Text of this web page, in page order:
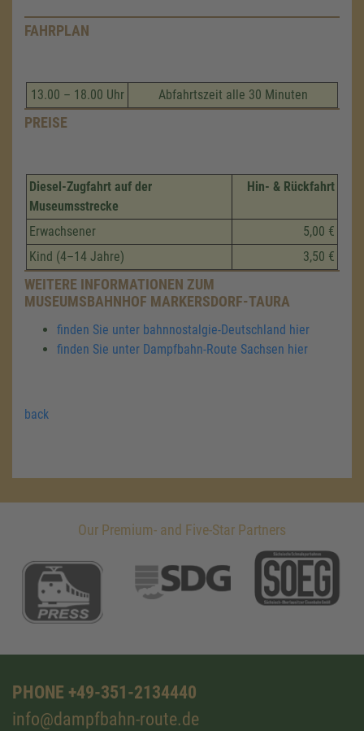
FAHRPLAN
13.00 – 18.00 Uhr Abfahrtszeit alle 30 Minuten
PREISE
Diesel-Zugfahrt auf der
Museumsstrecke
Hin- & Rückfahrt
Erwachsener
5,00 €
Kind (4–14 Jahre)
3,50 €
WEITERE INFORMATIONEN ZUM
MUSEUMSBAHNHOF MARKERSDORF-TAURA
finden Sie unter bahnnostalgie-Deutschland hier
finden Sie unter Dampfbahn-Route Sachsen hier
back
Our Premium- and Five-Star Partners
PHONE +49-351-2134440
info@dampfbahn-route.de